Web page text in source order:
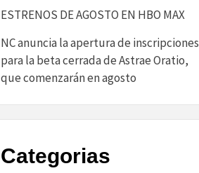
ESTRENOS DE AGOSTO EN HBO MAX
NC anuncia la apertura de inscripciones
para la beta cerrada de Astrae Oratio,
que comenzarán en agosto
Categorias